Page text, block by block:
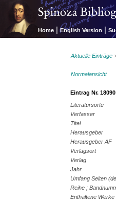
Home | English Version |
Aktuelle Einträge
Normalansicht
Eintrag Nr. 18090
Literatursorte
Verfasser
Titel
Herausgeber
Herausgeber AF
Verlagsort
Verlag
Jahr
Umfang Seiten
Reihe ;
Enthaltene Werke